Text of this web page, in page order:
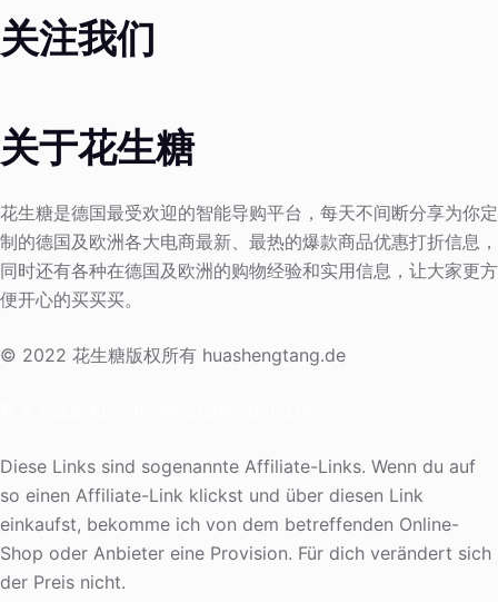
关注我们
关于花生糖
花生糖是德国最受欢迎的智能导购平台，每天不间断分享为你定
制的德国及欧洲各大电商最新、最热的爆款商品优惠打折信息，
同时还有各种在德国及欧洲的购物经验和实用信息，让大家更方
便开心的买买买。
© 2022 花生糖版权所有 huashengtang.de
Diese Links sind sogenannte Affiliate-Links. Wenn du auf
so einen Affiliate-Link klickst und über diesen Link
einkaufst, bekomme ich von dem betreffenden Online-
Shop oder Anbieter eine Provision. Für dich verändert sich
der Preis nicht.